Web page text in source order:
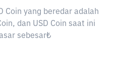
Coin yang beredar adalah
dan USD Coin saat ini
sebesar₺